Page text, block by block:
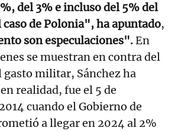
del 3% e incluso del 5% del
caso de Polonia", ha apuntado,
son especulaciones".En
se muestran en contra del
militar, Sánchez ha
realidad, fue el 5 de
cuando el Gobierno de
a llegar en 2024 al 2%